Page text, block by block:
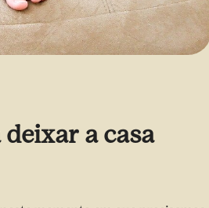
a casa